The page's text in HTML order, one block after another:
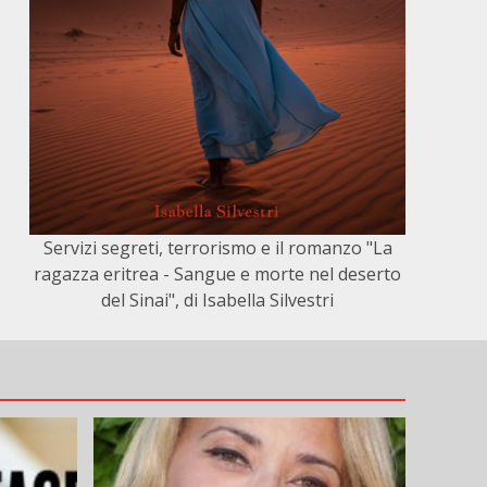
Servizi segreti, terrorismo e il romanzo "La
ragazza eritrea - Sangue e morte nel deserto
del Sinai", di Isabella Silvestri